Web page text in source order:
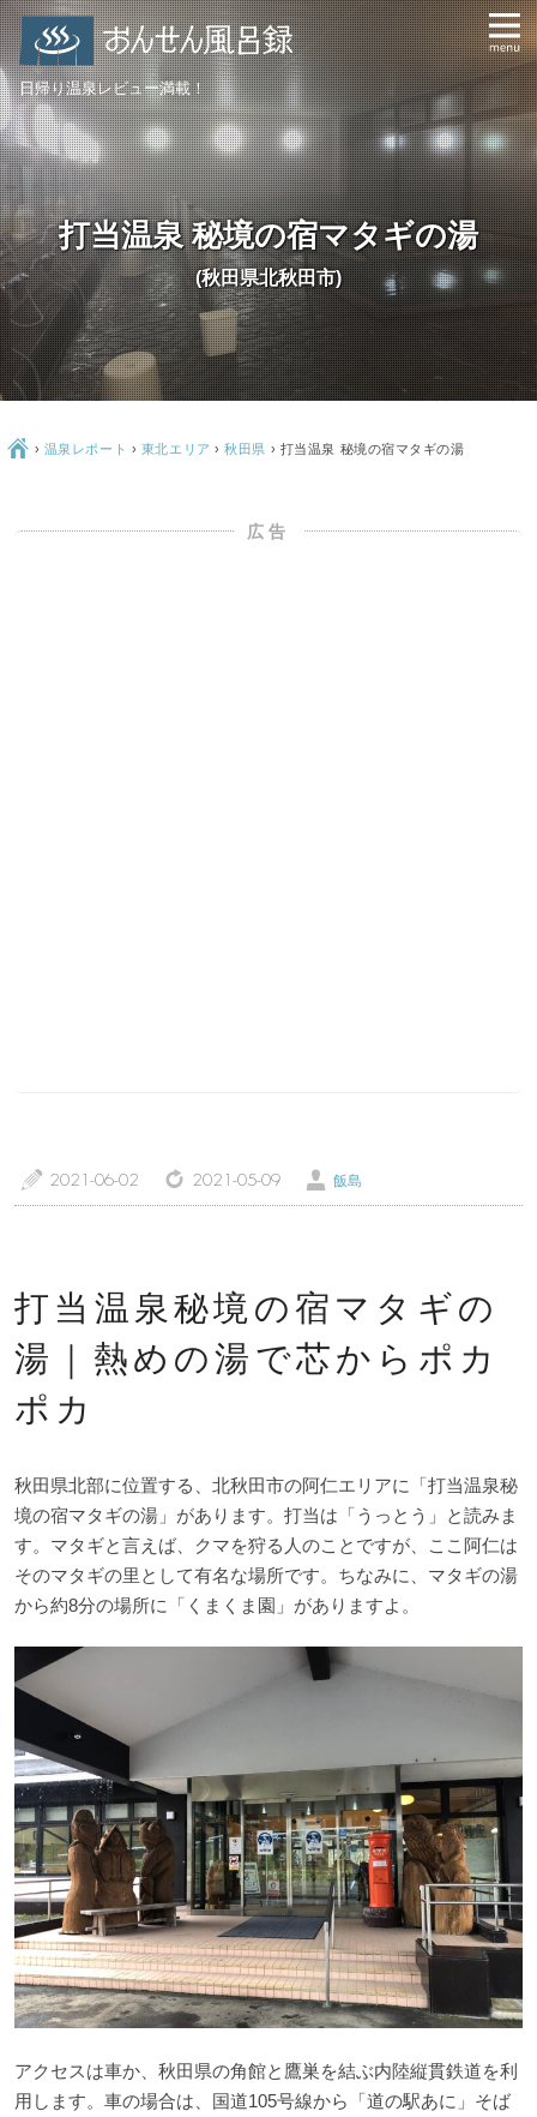
特徴・こだわりで選ぶ エリアから選ぶ
管理人随筆 当サイトについて
個人情報保護方針
日帰り温泉レビュー満載！
打当温泉 秘境の宿マタギの湯
(秋田県北秋田市)
Ç › 温泉レポート › 東北エリア ›秋田県 › 打当温泉 秘境の宿マタギの湯
a 2021-06-02 z 2021-05-09 Ü 飯島
打当温泉秘境の宿マタギの
湯｜熱めの湯で芯からポカ
ポカ
秋田県北部に位置する、北秋田市の阿仁エリアに「打当温泉秘
境の宿マタギの湯」があります。打当は「うっとう」と読みま
す。マタギと言えば、クマを狩る人のことですが、ここ阿仁は
そのマタギの里として有名な場所です。ちなみに、マタギの湯
から約8分の場所に「くまくま園」がありますよ。
アクセスは車か、秋田県の角館と鷹巣を結ぶ内陸縦貫鉄道を利
用します。車の場合は、国道105号線から「道の駅あに」そば